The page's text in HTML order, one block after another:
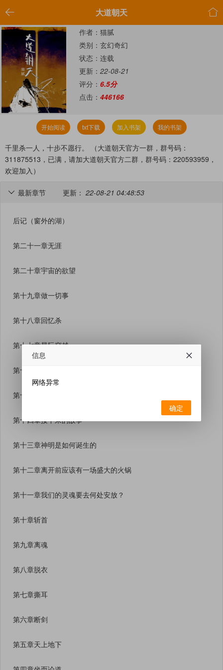
 大道朝天 
作者：猫腻
类别：玄幻奇幻
状态：连载
更新：22-08-21
评分：6.5分
点击：446166
开始阅读 txt下载 加入书架 我的书架
千里杀一人，十步不愿行。 （大道朝天官方一群，群号码：
311875513，已满，请加大道朝天官方二群，群号码：220593959，
欢迎加入）
最新章节 更新： 22-08-21 04:48:53

后记（窗外的湖）
第二十一章无涯
第二十章宇宙的欲望
第十九章做一切事
第十八章回忆杀
第十七章星际穿越
第十六章第一天
第十五章他的故事就到这里了
第十四章接下来的故事
第十三章神明是如何诞生的
第十二章离开前应该有一场盛大的火锅
第十一章我们的灵魂要去何处安放？
第十章斩首
第九章离魂
第八章脱衣
第七章撕耳
第六章断剑
第五章天上地下
信息
网络异常
确定